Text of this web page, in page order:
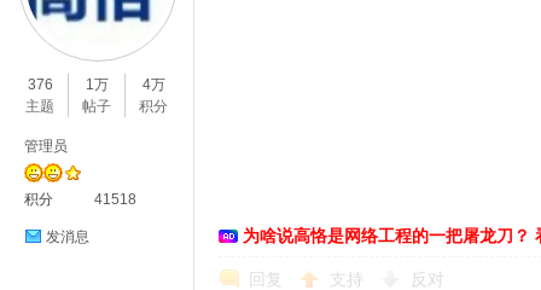
376
主题
1万
帖子
4万
积分
管理员
积分 41518
发消息 为啥说高恪是网络工程的一把屠龙刀？
回复 支持 反对